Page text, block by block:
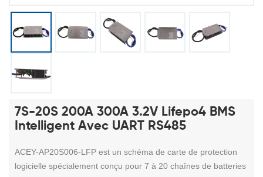
7S-20S 200A 300A 3.2V Lifepo4 BMS
Intelligent Avec UART RS485
ACEY-AP20S006-LFP est un schéma de carte de protection
logicielle spécialement conçu pour 7 à 20 chaînes de batteries